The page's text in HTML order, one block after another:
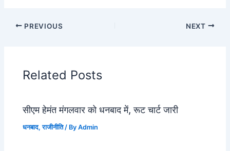
PREVIOUS NEXT
Related Posts
सीएम हेमंत मंगलवार को धनबाद में, रूट चार्ट जारी
धनबाद,राजीनीति/ ByAdmin